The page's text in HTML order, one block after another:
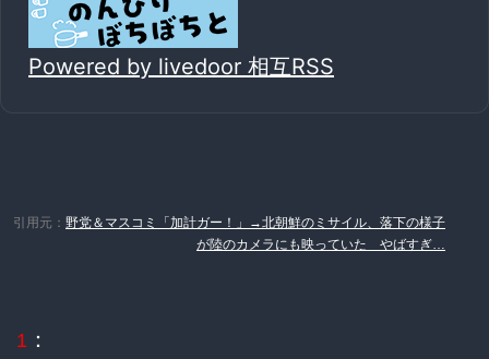
Powered by livedoor 相互RSS
引用元： 野党＆マスコミ「加計ガー！」→北朝鮮のミサイル、落下の様子
が陸のカメラにも映っていた やばすぎ…
1 ：